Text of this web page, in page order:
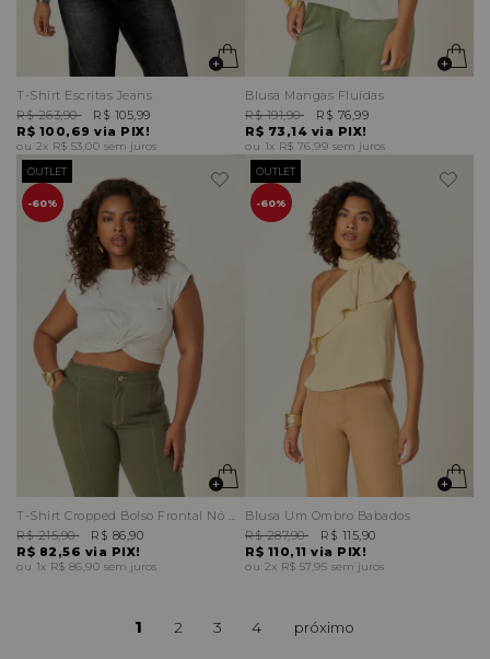
T-Shirt Escritas Jeans
R$ 100,69 via PIX!
R$ 263,90 R$ 105,99
2x R$ 53,00 sem juros
Blusa Mangas Fluídas
R$ 73,14 via PIX!
R$ 191,90 R$ 76,99
1x R$ 76,99 sem juros
60%
OUTLET
T-Shirt Cropped Bolso Frontal Nó Barra
R$ 82,56 via PIX!
R$ 215,90 R$ 86,90
1x R$ 86,90 sem juros
60%
OUTLET
Blusa Um Ombro Babados
R$ 110,11 via PIX!
R$ 287,90 R$ 115,90
2x R$ 57,95 sem juros
1 2 3 4